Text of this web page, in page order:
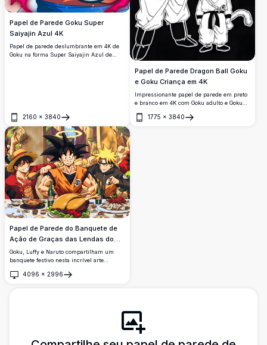
Papel de Parede Goku Super
Saiyajin Azul 4K
Papel de parede deslumbrante em 4K de
Goku na forma Super Saiyajin Azul de
2160 × 3840
Abrir
Papel de Parede Dragon Ball Goku
e Goku Criança em 4K
Impressionante papel de parede em preto
e branco em 4K com Goku adulto e Goku
marciais. Estilo de arte em linhas
1775 × 3840
Abrir
Papel de Parede do Banquete de
Ação de Graças das Lendas do
Anime
Goku, Luffy e Naruto compartilham um
banquete festivo nesta incrível arte
e bebidas, este papel de parede 4K em alta
4096 × 2996
Abrir